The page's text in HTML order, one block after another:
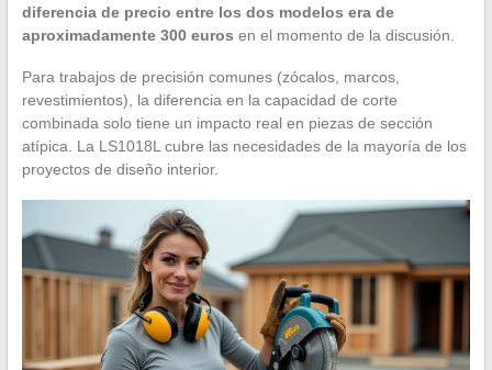
diferencia de precio entre los dos modelos era de
aproximadamente 300 euros en el momento de la discusión.
Para trabajos de precisión comunes (zócalos, marcos,
revestimientos), la diferencia en la capacidad de corte
combinada solo tiene un impacto real en piezas de sección
atípica. La LS1018L cubre las necesidades de la mayoría de los
proyectos de diseño interior.